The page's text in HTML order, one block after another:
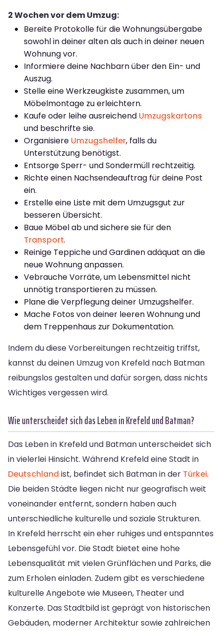
2 Wochen vor dem Umzug:
Bereite Protokolle für die Wohnungsübergabe
sowohl in deiner alten als auch in deiner neuen
Wohnung vor.
Informiere deine Nachbarn über den Ein- und
Auszug.
Stelle eine Werkzeugkiste zusammen, um
Möbelmontage zu erleichtern.
Kaufe oder leihe ausreichend Umzugskartons
und beschrifte sie.
Organisiere Umzugshelfer, falls du
Unterstützung benötigst.
Entsorge Sperr- und Sondermüll rechtzeitig.
Richte einen Nachsendeauftrag für deine Post
ein.
Erstelle eine Liste mit dem Umzugsgut zur
besseren Übersicht.
Baue Möbel ab und sichere sie für den
Transport.
Reinige Teppiche und Gardinen adäquat an die
neue Wohnung anpassen.
Vebrauche Vorräte, um Lebensmittel nicht
unnötig transportieren zu müssen.
Plane die Verpflegung deiner Umzugshelfer.
Mache Fotos von deiner leeren Wohnung und
dem Treppenhaus zur Dokumentation.
Indem du diese Vorbereitungen rechtzeitig triffst,
kannst du deinen Umzug von Krefeld nach Batman
reibungslos gestalten und dafür sorgen, dass nichts
Wichtiges vergessen wird.
Wie unterscheidet sich das Leben in Krefeld und Batman?
Das Leben in Krefeld und Batman unterscheidet sich
in vielerlei Hinsicht. Während Krefeld eine Stadt in
Deutschland ist, befindet sich Batman in der Türkei.
Die beiden Städte liegen nicht nur geografisch weit
voneinander entfernt, sondern haben auch
unterschiedliche kulturelle und soziale Strukturen.
In Krefeld herrscht ein eher ruhiges und entspanntes
Lebensgefühl vor. Die Stadt bietet eine hohe
Lebensqualität mit vielen Grünflächen und Parks, die
zum Erholen einladen. Zudem gibt es verschiedene
kulturelle Angebote wie Museen, Theater und
Konzerte. Das Stadtbild ist geprägt von historischen
Gebäuden, moderner Architektur sowie zahlreichen